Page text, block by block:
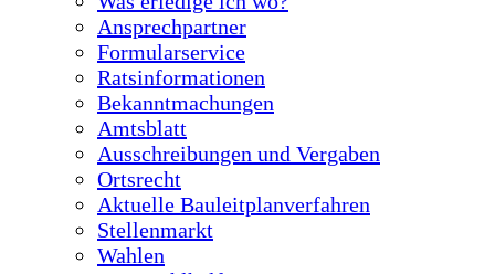
Ansprechpartner
Formularservice
Ratsinformationen
Bekanntmachungen
Amtsblatt
Ausschreibungen und Vergaben
Ortsrecht
Aktuelle Bauleitplanverfahren
Stellenmarkt
Wahlen